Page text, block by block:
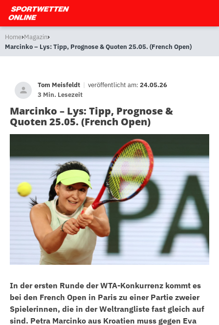
Home›Magazin›
Marcinko – Lys: Tipp, Prognose & Quoten 25.05. (French Open)
Tom Meisfeldt | veröffentlicht am: 24.05.26
3 Min. Lesezeit
Marcinko – Lys: Tipp, Prognose &
Quoten 25.05. (French Open)
In der ersten Runde der WTA-Konkurrenz kommt es
bei den French Open in Paris zu einer Partie zweier
Spielerinnen, die in der Weltrangliste fast gleich auf
sind. Petra Marcinko aus Kroatien muss gegen Eva